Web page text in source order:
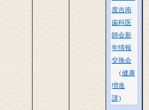
度吉南
歯科医
師会新
年情報
交換会
健康
増進
課